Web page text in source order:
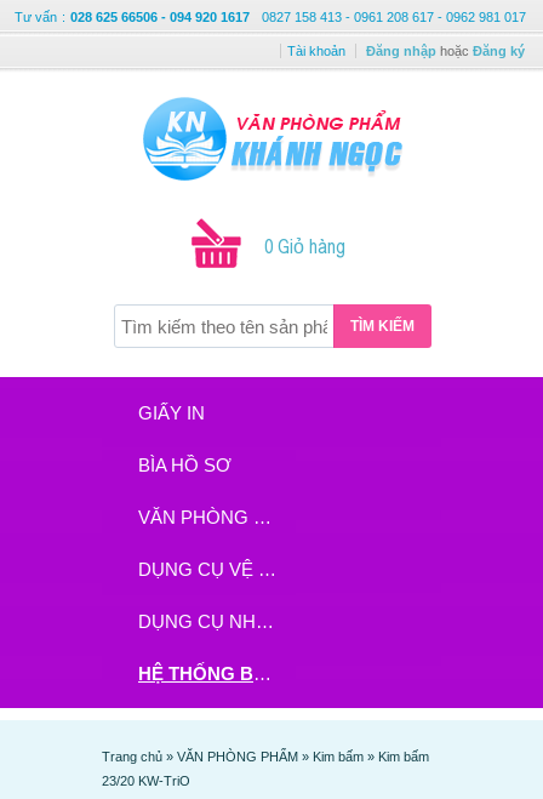
Tư vấn : 028 625 66506 - 094 920 1617 0827 158 413 - 0961 208 617 - 0962 981 017
Tài khoản Đăng nhập hoặc Đăng ký
0 Giỏ hàng
TÌM KIẾM
GIẤY IN
BÌA HỒ SƠ
VĂN PHÒNG PHẨM
DỤNG CỤ VỆ SINH
DỤNG CỤ NHÀ BẾP
HỆ THỐNG BHX - TGDĐ ĐẶT HÀNG TẠI ĐÂY
Trang chủ » VĂN PHÒNG PHẨM » Kim bấm » Kim bấm
23/20 KW-TriO